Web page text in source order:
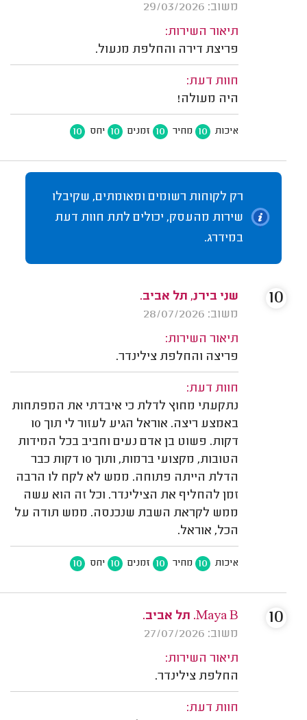
משוב: 29/03/2026
תיאור השירות:
פריצת דירה והחלפת מנעול.
חוות דעת:
היה מעולה!
איכות 10 מחיר 10 זמנים 10 יחס 10
רק לקוחות רשומים ומאומתים, שקיבלו
שירות מהעסק, יכולים לתת חוות דעת
במידרג.
שני בירנ, תל אביב.
משוב: 28/07/2026
תיאור השירות:
פריצה והחלפת צילינדר.
חוות דעת:
נתקעתי מחוץ לדלת כי איבדתי את המפתחות
באמצע ריצה. אוראל הגיע לעזור לי תוך 10
דקות. פשוט בן אדם נעים וחביב בכל המידות
הטובות, מקצועי ברמות, ותוך 10 דקות כבר
הדלת הייתה פתוחה. ממש לא לקח לו הרבה
זמן להחליף את הצילינדר. וכל זה הוא עשה
ממש לקראת השבת שנכנסה. ממש תודה על
הכל, אוראל.
איכות 10 מחיר 10 זמנים 10 יחס 10
10
Maya B. תל אביב.
משוב: 27/07/2026
תיאור השירות:
החלפת צילינדר.
חוות דעת:
10